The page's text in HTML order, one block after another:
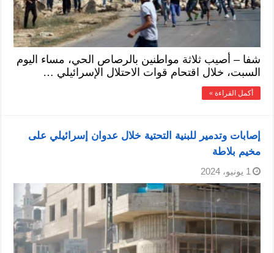
شفا – أصيب ثلاثة مواطنين بالرصاص الحي، مساء اليوم
السبت، خلال اقتحام قوات الاحتلال الإسرائيلي …
أكمل القراءة »
إصابات وتدمير للبنية التحتية خلال عدوان إسرائيلي على
مخيم بلاطة
1 يونيو، 2024